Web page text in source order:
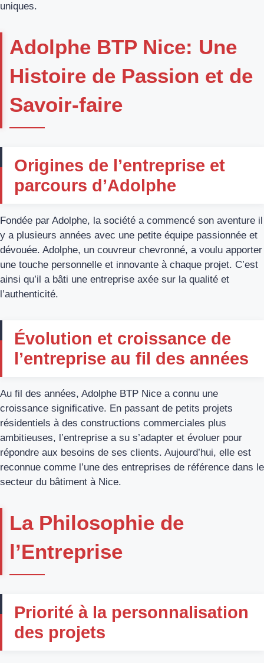
uniques.
Adolphe BTP Nice: Une
Histoire de Passion et de
Savoir-faire
Origines de l’entreprise et
parcours d’Adolphe
Fondée par Adolphe, la société a commencé son aventure il
y a plusieurs années avec une petite équipe passionnée et
dévouée. Adolphe, un couvreur chevronné, a voulu apporter
une touche personnelle et innovante à chaque projet. C’est
ainsi qu’il a bâti une entreprise axée sur la qualité et
l’authenticité.
Évolution et croissance de
l’entreprise au fil des années
Au fil des années, Adolphe BTP Nice a connu une
croissance significative. En passant de petits projets
résidentiels à des constructions commerciales plus
ambitieuses, l’entreprise a su s’adapter et évoluer pour
répondre aux besoins de ses clients. Aujourd’hui, elle est
reconnue comme l’une des entreprises de référence dans le
secteur du bâtiment à Nice.
La Philosophie de
l’Entreprise
Priorité à la personnalisation
des projets